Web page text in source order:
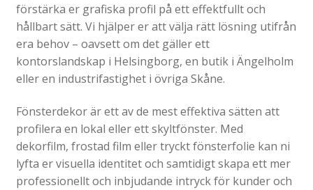
Gravyr namnskyltar, plaketter mm
Ljus/LED/Profilskyltar
Stolpskyltar och pyloner i Skåne
Skyltsystem
Smidesskyltar, gjutna skyltar
Standardskyltar
Taktila skyltar
Tillgänglighet, kontrastmarkeringar
förstärka er grafiska profil på ett effektfullt och
hållbart sätt. Vi hjälper er att välja rätt lösning utifrån
era behov – oavsett om det gäller ett
kontorslandskap i Helsingborg, en butik i Ängelholm
eller en industrifastighet i övriga Skåne.
Fönsterdekor är ett av de mest effektiva sätten att
profilera en lokal eller ett skyltfönster. Med
dekorfilm, frostad film eller tryckt fönsterfolie kan ni
lyfta er visuella identitet och samtidigt skapa ett mer
professionellt och inbjudande intryck för kunder och